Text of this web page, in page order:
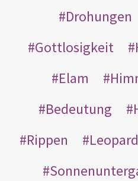
Drohungen
Gottlosigkeit
Elam
Bedeutung
Rippen
Leopard